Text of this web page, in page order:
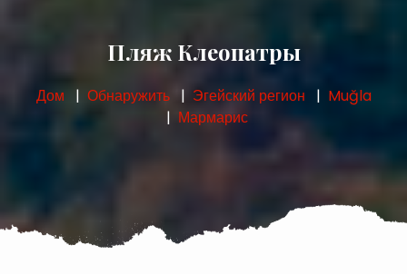
Пляж Клеопатры
Дом Обнаружить Эгейский регион
Muğla
Мармарис